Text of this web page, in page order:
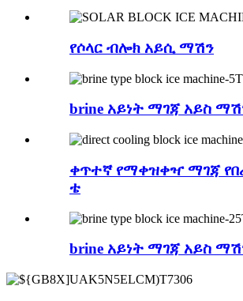
የሶላር ብሎክ አይሲ ማሽን
brine አይነት ማገጃ አይስ
ቀጥተኛ የማቀዝቀዣ ማገጃ
ቴ
brine አይነት ማገጃ አይስ